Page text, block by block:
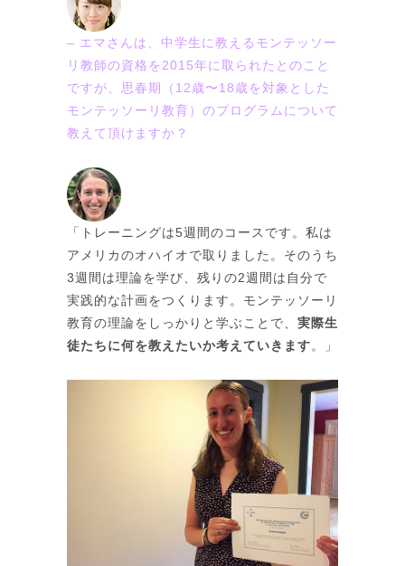
– エマさんは、中学生に教えるモンテッソー
リ教師の資格を2015年に取られたとのこと
ですが、思春期（12歳〜18歳を対象とした
モンテッソーリ教育）のプログラムについて
教えて頂けますか？
「トレーニングは5週間のコースです。私は
アメリカのオハイオで取りました。そのうち
3週間は理論を学び、残りの2週間は自分で
実践的な計画をつくります。モンテッソーリ
教育の理論をしっかりと学ぶことで、 実際生
徒たちに何を教えたいか考えていきます。」